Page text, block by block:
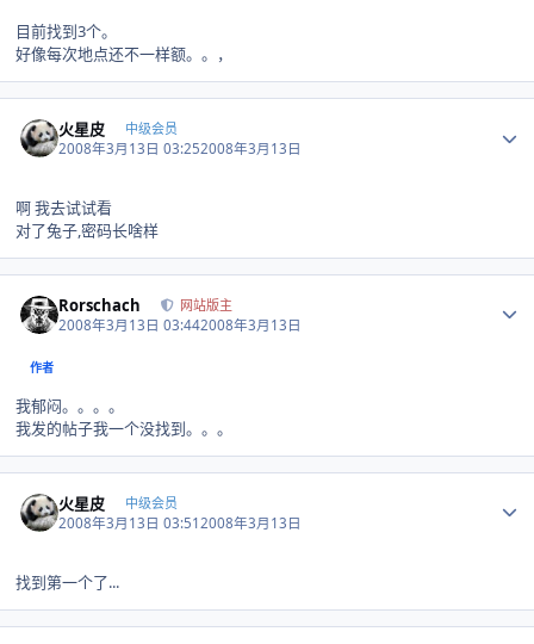
目前找到3个。
好像每次地点还不一样额。。，
火星皮 中级会员
2008年3月13日 03:252008年3月13日
啊 我去试试看
对了兔子,密码长啥样
Rorschach 网站版主
2008年3月13日 03:442008年3月13日
作者
我郁闷。。。。
我发的帖子我一个没找到。。。
火星皮 中级会员
2008年3月13日 03:512008年3月13日
找到第一个了...